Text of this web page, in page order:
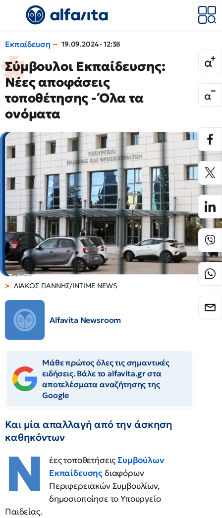
Εκπαίδευση 19.09.2024 - 12:38
Σύμβουλοι Εκπαίδευσης:
Νέες αποφάσεις
τοποθέτησης - Όλα τα
ονόματα
ΛΙΑΚΟΣ ΓΙΑΝΝΗΣ/INTIME NEWS
Alfavita Newsroom
Μάθε πρώτος όλες τις σημαντικές
ειδήσεις. Βάλε το alfavita.gr στα
αποτελέσματα αναζήτησης της
Google
Και μία απαλλαγή από την άσκηση
καθηκόντων
Ν έες τοποθετήσειςΣυμβούλων
Εκπαίδευσηςδιαφόρων
Περιφερειακών Συμβουλίων,
δημοσιοποίησε το Υπουργείο
Παιδείας.